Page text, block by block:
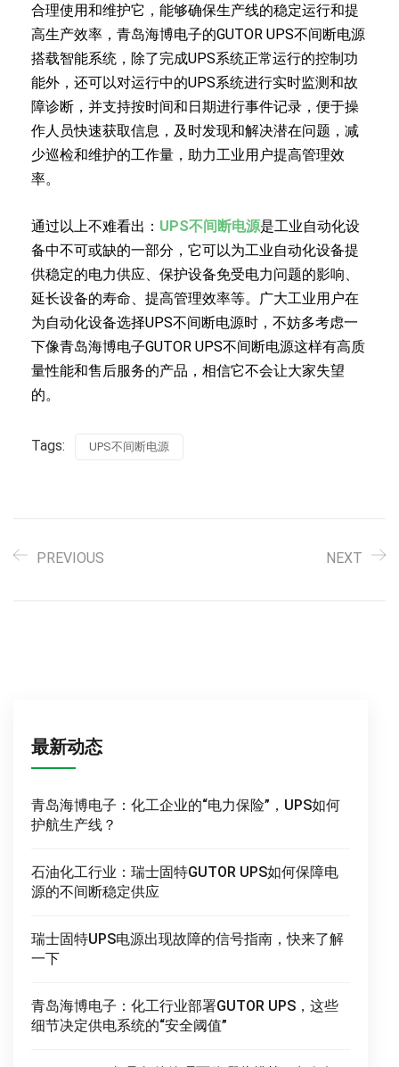
合理使用和维护它，能够确保生产线的稳定运行和提
高生产效率，青岛海博电子的GUTOR UPS不间断电源
搭载智能系统，除了完成UPS系统正常运行的控制功
能外，还可以对运行中的UPS系统进行实时监测和故
障诊断，并支持按时间和日期进行事件记录，便于操
作人员快速获取信息，及时发现和解决潜在问题，减
少巡检和维护的工作量，助力工业用户提高管理效
率。
通过以上不难看出： UPS不间断电源是工业自动化设
备中不可或缺的一部分，它可以为工业自动化设备提
供稳定的电力供应、保护设备免受电力问题的影响、
延长设备的寿命、提高管理效率等。广大工业用户在
为自动化设备选择UPS不间断电源时，不妨多考虑一
下像青岛海博电子GUTOR UPS不间断电源这样有高质
量性能和售后服务的产品，相信它不会让大家失望
的。
Tags: UPS不间断电源
PREVIOUS NEXT
最新动态
青岛海博电子：化工企业的“电力保险”，UPS如何
护航生产线？
石油化工行业：瑞士固特GUTOR UPS如何保障电
源的不间断稳定供应
瑞士固特UPS电源出现故障的信号指南，快来了解
一下
青岛海博电子：化工行业部署GUTOR UPS，这些
细节决定供电系统的“安全阈值”